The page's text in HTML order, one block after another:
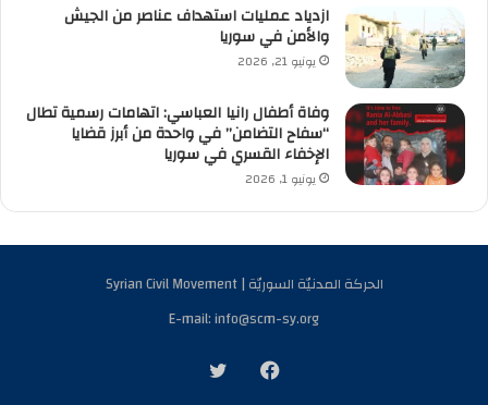
ازدياد عمليات استهداف عناصر من الجيش
والأمن في سوريا
يونيو 21, 2026
وفاة أطفال رانيا العباسي: اتهامات رسمية تطال
“سفاح التضامن” في واحدة من أبرز قضايا
الإخفاء القسري في سوريا
يونيو 1, 2026
الحركة المدنيّة السوريّة | Syrian Civil Movement
E-mail: info@scm-sy.org
فيسبوك